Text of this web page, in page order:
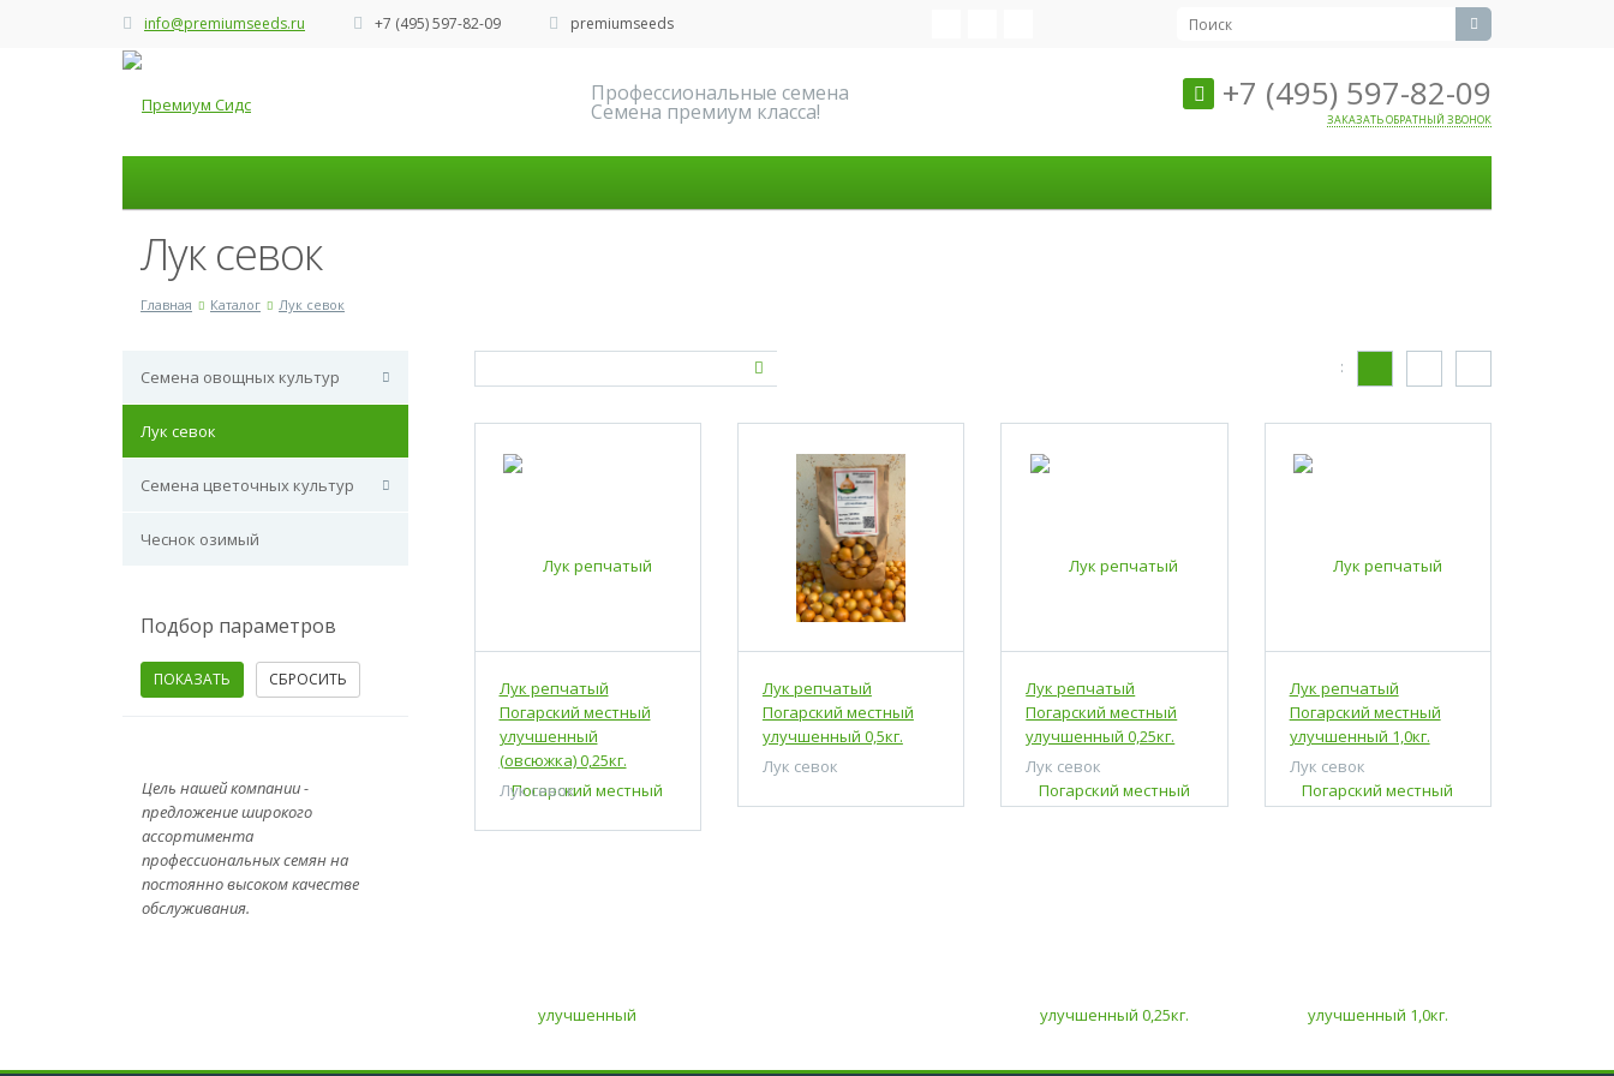
info@premiumseeds.ru +7 (495) 597-82-09 premiumseeds
Профессиональные семена
Семена премиум класса! +7 (495) 597-82-09
ЗАКАЗАТЬ ОБРАТНЫЙ ЗВОНОК
Лук севок
Главная Каталог Лук севок
Семена овощных культур
Лук севок
Семена цветочных культур
Чеснок озимый
Подбор параметров
Цель нашей компании -
предложение широкого
ассортимента
профессиональных семян на
постоянно высоком качестве
обслуживания.
:
Лук репчатый
Погарский местный
улучшенный
(овсюжка) 0,25кг.
Лук севок
Лук репчатый
Погарский местный
улучшенный 0,5кг.
Лук севок
Лук репчатый
Погарский местный
улучшенный 0,25кг.
Лук севок
Лук репчатый
Погарский местный
улучшенный 1,0кг.
Лук севок